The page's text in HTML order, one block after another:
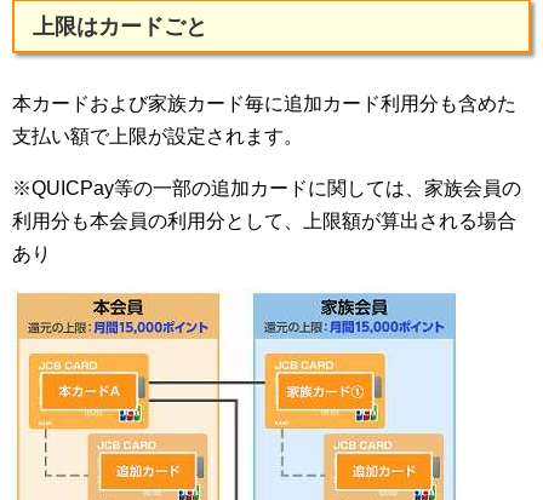
上限はカードごと
本カードおよび家族カード毎に追加カード利用分も含めた
支払い額で上限が設定されます。
※QUICPay等の一部の追加カードに関しては、家族会員の
利用分も本会員の利用分として、上限額が算出される場合
あり